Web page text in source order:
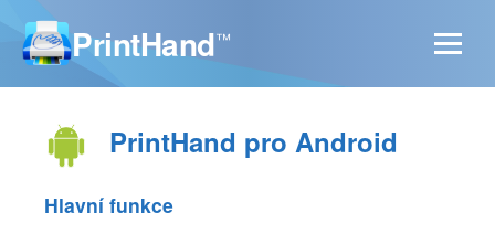
PrintHand™
PrintHand pro Android
Hlavní funkce